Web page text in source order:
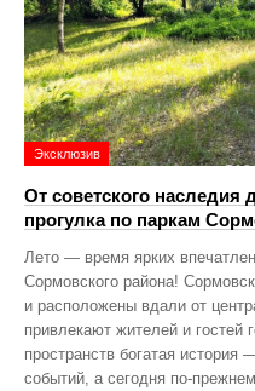
Эксклюзив
От советского
прогулка по паркам
Лето — время ярких
Сормовского района!
и расположены вдали от
привлекают жителей и гостей
пространств богатая
событий, а сегодня